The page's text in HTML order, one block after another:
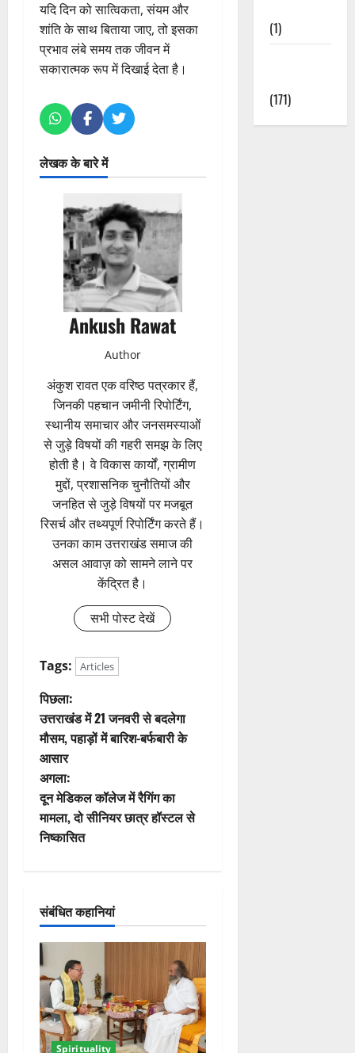
यदि दिन को सात्विकता, संयम और
शांति के साथ बिताया जाए, तो इसका
प्रभाव लंबे समय तक जीवन में
सकारात्मक रूप में दिखाई देता है।
लेखक के बारे में
Ankush Rawat
Author
अंकुश रावत एक वरिष्ठ पत्रकार हैं,
जिनकी पहचान जमीनी रिपोर्टिंग,
स्थानीय समाचार और जनसमस्याओं
से जुड़े विषयों की गहरी समझ के लिए
होती है। वे विकास कार्यों, ग्रामीण
मुद्दों, प्रशासनिक चुनौतियों और
जनहित से जुड़े विषयों पर मजबूत
रिसर्च और तथ्यपूर्ण रिपोर्टिंग करते हैं।
उनका काम उत्तराखंड समाज की
असल आवाज़ को सामने लाने पर
केंद्रित है।
सभी पोस्ट देखें
Tags: Articles
पो
स्ट
ने
वि
गे
न
पिछला:
उत्तराखंड में 21 जनवरी से बदलेगा
मौसम, पहाड़ों में बारिश-बर्फबारी के
आसार
अगला:
दून मेडिकल कॉलेज में रैगिंग का
मामला, दो सीनियर छात्र हॉस्टल से
निष्कासित
संबंधित कहानियां
Spirituality
(1)
(171)